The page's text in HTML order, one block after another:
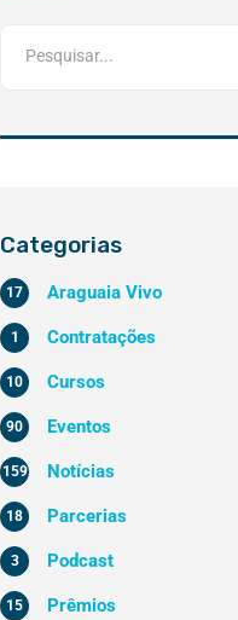
Categorias
Araguaia Vivo
17
Contratações
1
Cursos
10
Eventos
90
Notícias
159
Parcerias
18
Podcast
3
Prêmios
15